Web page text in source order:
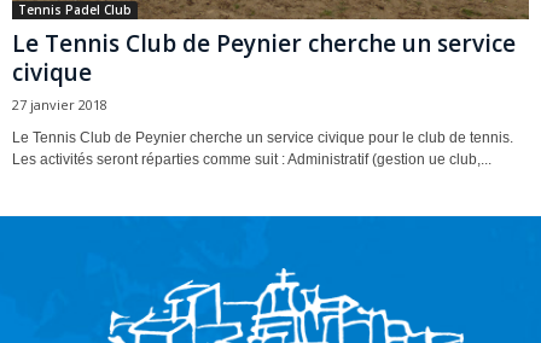
Tennis Padel Club
Le Tennis Club de Peynier cherche un service
civique
27 janvier 2018
Le Tennis Club de Peynier cherche un service civique pour le club de tennis.
Les activités seront réparties comme suit : Administratif (gestion ue club,...